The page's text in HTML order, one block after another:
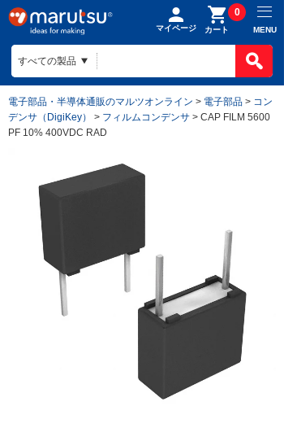
マイページ カート
0
MENU
電子部品・半導体通販のマルツオンライン > 電子部品 > コン
デンサ（DigiKey）
> フィルムコンデンサ > CAP FILM 5600
PF 10% 400VDC RAD